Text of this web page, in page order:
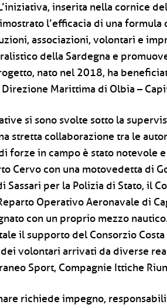
inserita nella cornice
l’efficacia di una
associazioni, volontari e
della Sardegna e
nato nel 2018, ha
Marittima di Olbia –
si sono svolte sotto la
stretta collaborazione tra le
forze in campo è stato notevole
Cervo con una motovedetta di
Sassari per la Polizia di Stato, il
Operativo Aeronavale di
con un proprio mezzo
il supporto del Consorzio
volontari arrivati da diverse
Sport, Compagnie Ittiche
richiede impegno,